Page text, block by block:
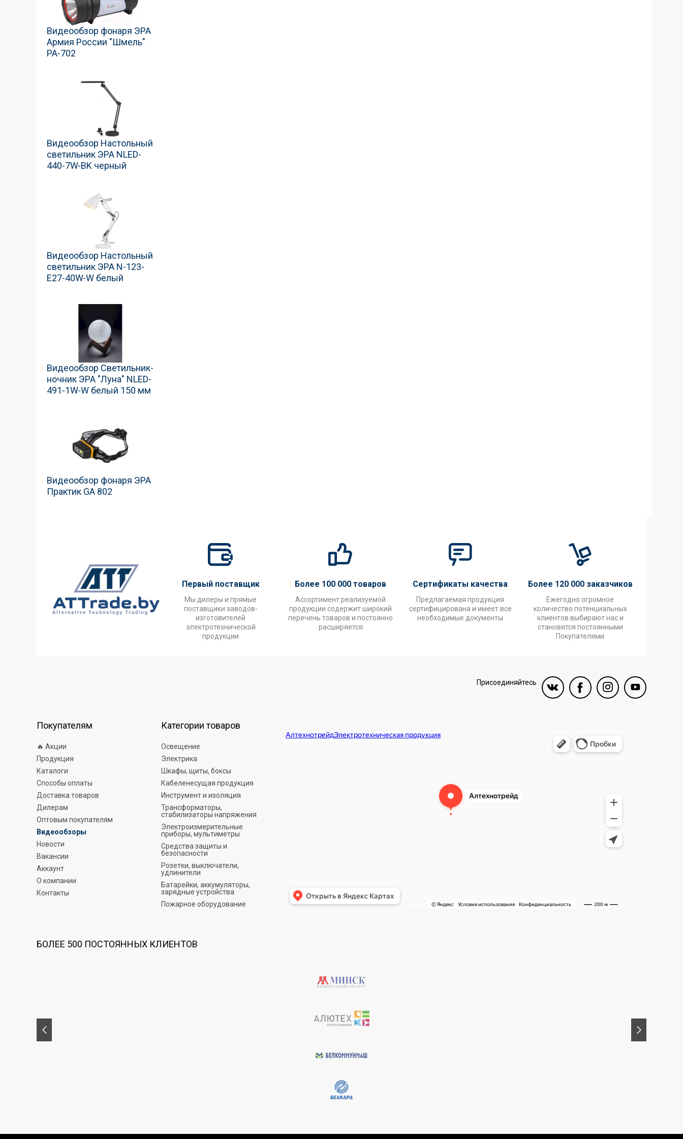
Видеообзор фонаря ЭРА
Армия России "Шмель"
РА-702
Видеообзор Настольный
светильник ЭРА NLED-
440-7W-BK черный
Видеообзор Настольный
светильник ЭРА N-123-
Е27-40W-W белый
Видеообзор Светильник-
ночник ЭРА "Луна" NLED-
491-1W-W белый 150 мм
Видеообзор фонаря ЭРА
Практик GA 802
Первый поставщик
Мы дилеры и прямые
поставщики заводов-
изготовителей
электротехнической
продукции
Более 100 000 товаров
Ассортимент реализуемой
продукции содержит широкий
перечень товаров и постоянно
расширяется
Сертификаты качества
Предлагаемая продукция
сертифицирована и имеет все
необходимые документы
Более 120 000 заказчиков
Ежегодно огромное
количество потенциальных
клиентов выбирают нас и
становятся постоянными
Покупателями
Присоединяйтесь
Покупателям
🔥 Акции
Продукция
Каталоги
Способы оплаты
Доставка товаров
Дилерам
Оптовым покупателям
Видеообзоры
Новости
Вакансии
Аккаунт
О компании
Контакты
Категории товаров
Освещение
Электрика
Шкафы, щиты, боксы
Кабеленесущая продукция
Инструмент и изоляция
Трансформаторы,
стабилизаторы напряжения
Электроизмерительные
приборы, мультиметры
Средства защиты и
безопасности
Розетки, выключатели,
удлинители
Батарейки, аккумуляторы,
зарядные устройства
Пожарное оборудование
Алтехнотрейд
БОЛЕЕ 500 ПОСТОЯННЫХ КЛИЕНТОВ